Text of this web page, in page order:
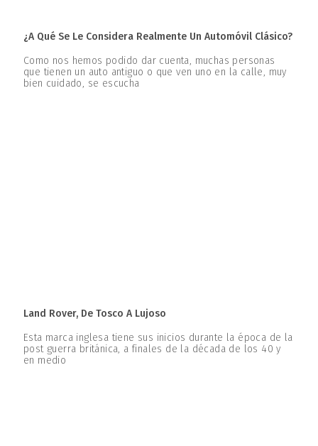
¿A Qué Se Le Considera Realmente Un Automóvil Clásico?
Como nos hemos podido dar cuenta, muchas personas
que tienen un auto antiguo o que ven uno en la calle, muy
bien cuidado, se escucha
Land Rover, De Tosco A Lujoso
Esta marca inglesa tiene sus inicios durante la época de la
post guerra británica, a finales de la década de los 40 y
en medio